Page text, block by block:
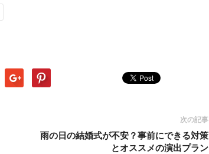
次の記事
雨の日の結婚式が不安？事前にできる対策
とオススメの演出プラン